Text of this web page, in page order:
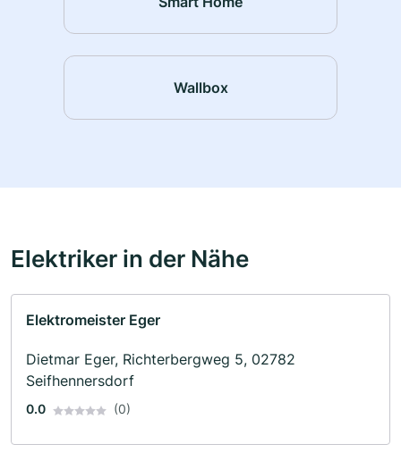
Wallbox
Elektriker in der Nähe
Elektromeister Eger
Dietmar Eger, Richterbergweg 5, 02782
Seifhennersdorf
0.0 (0)